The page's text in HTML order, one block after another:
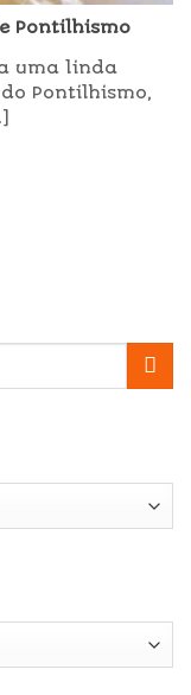
Pontilhismo
uma linda
Pontilhismo,